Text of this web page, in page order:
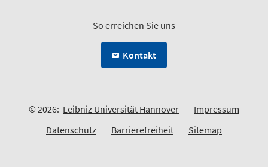
So erreichen Sie uns
Kontakt
© 2026: Leibniz Universität Hannover
Impressum
Datenschutz
Barrierefreiheit Sitemap